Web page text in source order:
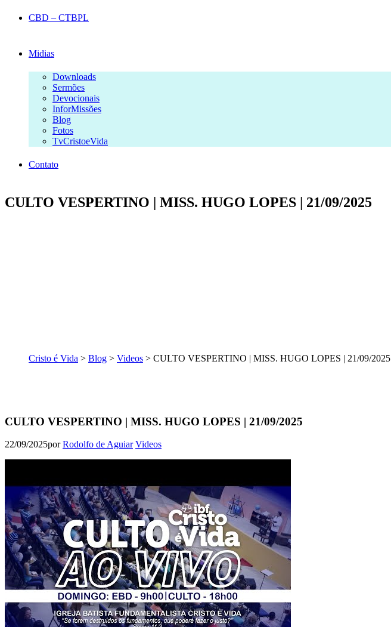
CBD – CTBPL
Midias
Downloads
Sermões
Devocionais
InforMissões
Blog
Fotos
TvCristoeVida
Contato
CULTO VESPERTINO | MISS. HUGO LOPES | 21/09/2025
Cristo é Vida > Blog > Videos > CULTO VESPERTINO | MISS. HUGO LOPES | 21/09/2025
CULTO VESPERTINO | MISS. HUGO LOPES | 21/09/2025
22/09/2025porRodolfo de Aguiar Videos